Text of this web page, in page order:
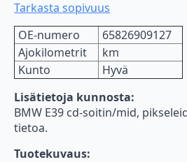
Tarkasta sopivuus
OE-numero
65826909127
Ajokilometrit
km
Kunto
Hyvä
Lisätietoja kunnosta:
BMW E39 cd-soitin/mid,
tietoa.
Tuotekuvaus: